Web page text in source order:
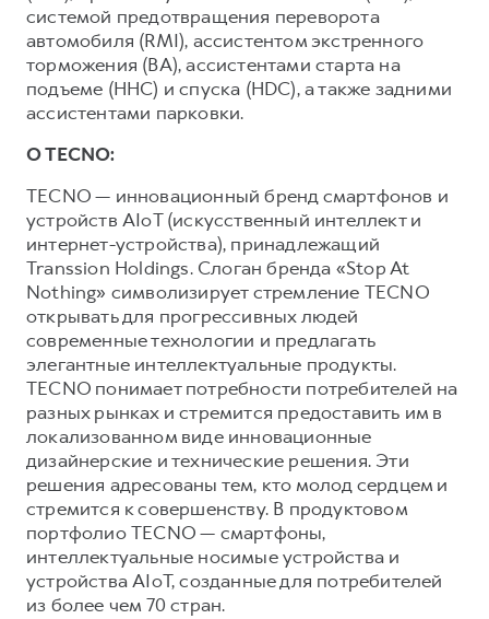
системой предотвращения переворота
автомобиля (RMI), ассистентом экстренного
торможения (ВА), ассистентами старта на
подъеме (ННС) и спуска (HDC), а также задними
ассистентами парковки.
О TECNO:
TECNO — инновационный бренд смартфонов и
устройств AIoT (искусственный интеллект и
интернет-устройства), принадлежащий
Transsion Holdings. Слоган бренда «Stop At
Nothing» символизирует стремление TECNO
открывать для прогрессивных людей
современные технологии и предлагать
элегантные интеллектуальные продукты.
TECNO понимает потребности потребителей на
разных рынках и стремится предоставить им в
локализованном виде инновационные
дизайнерские и технические решения. Эти
решения адресованы тем, кто молод сердцем и
стремится к совершенству. В продуктовом
портфолио TECNO — смартфоны,
интеллектуальные носимые устройства и
устройства AIoT, созданные для потребителей
из более чем 70 стран.